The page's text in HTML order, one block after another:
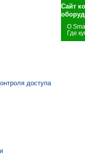
Сайт
О
Где
доступа